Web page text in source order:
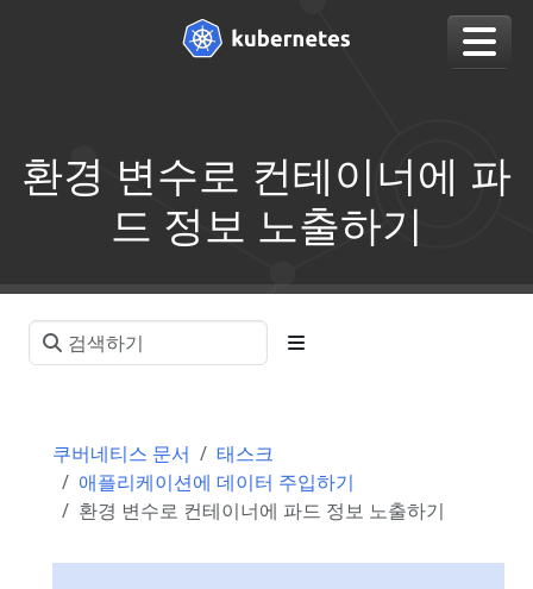
환경 변수로 컨테이너에 파
드 정보 노출하기
쿠버네티스 문서
태스크
애플리케이션에 데이터 주입하기
환경 변수로 컨테이너에 파드 정보 노출하기